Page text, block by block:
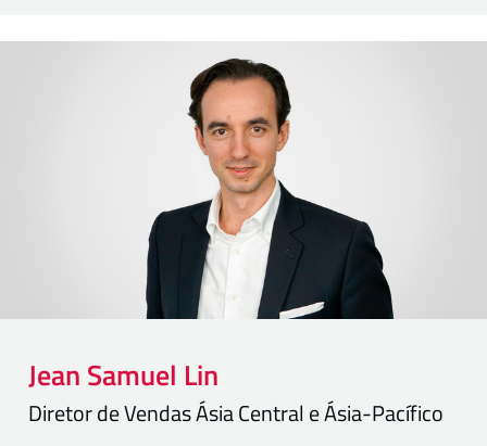
Jean Samuel Lin
Diretor de Vendas Ásia Central e Ásia-Pacífico